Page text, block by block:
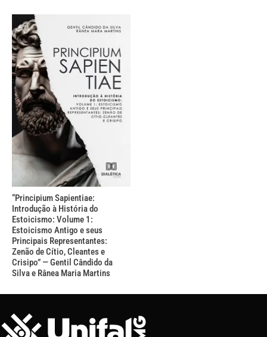
“Principium Sapientiae:
Introdução à História do
Estoicismo: Volume 1:
Estoicismo Antigo e seus
Principais Representantes:
Zenão de Cítio, Cleantes e
Crisipo” — Gentil Cândido da
Silva e Rânea Maria Martins